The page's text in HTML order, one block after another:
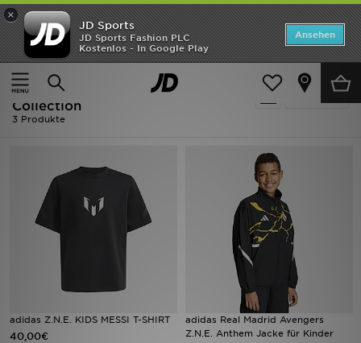
×
JD Sports
JD Sports Fashion PLC
Kostenlos - In Google Play
Ansehen
Home
Schwarz Fußball - Adidas ZNE Collection
Verfeinern
Schwarz Fußball - Adidas ZNE
Collection
3 Produkte
adidas Z.N.E. KIDS MESSI T-SHIRT
40,00€
adidas Real Madrid Avengers
Z.N.E. Anthem Jacke für Kinder
ANGEBOTE
Neuheiten
Herren
Bestsellers
Sport